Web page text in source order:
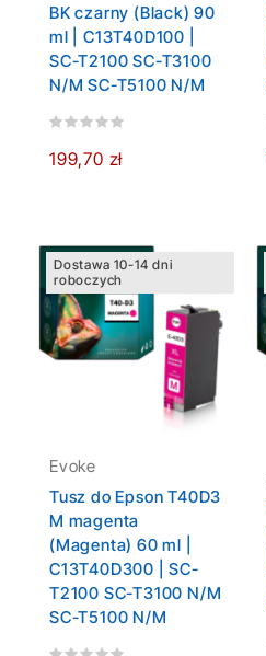
BK czarny (Black) 90
ml | C13T40D100 |
SC-T2100 SC-T3100
N/M SC-T5100 N/M
199,70 zł
Dostawa 10-14 dni
roboczych
Evoke
Tusz do Epson T40D3
M magenta
(Magenta) 60 ml |
C13T40D300 | SC-
T2100 SC-T3100 N/M
SC-T5100 N/M